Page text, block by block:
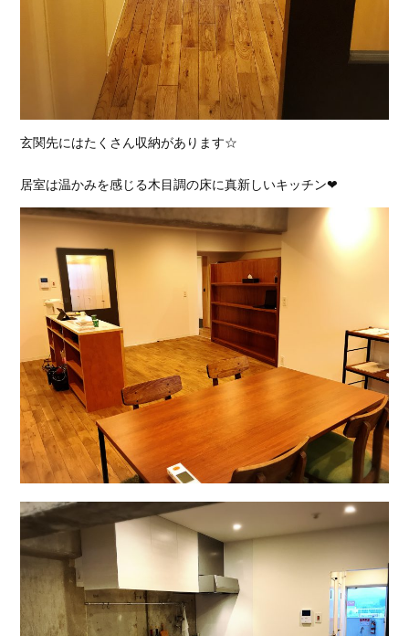
玄関先にはたくさん収納があります☆
居室は温かみを感じる木目調の床に真新しいキッチン❤